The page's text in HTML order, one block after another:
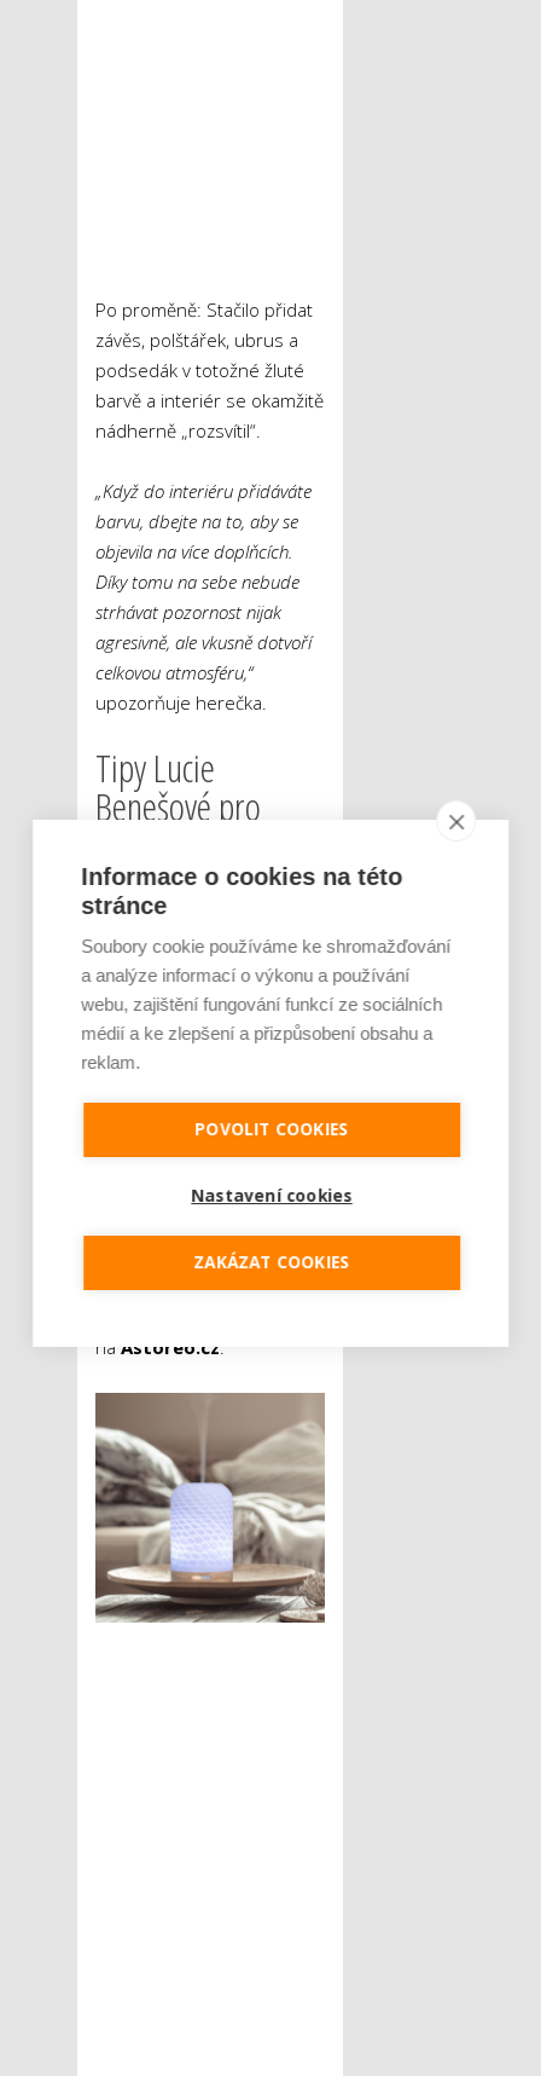
Po proměně: Stačilo přidat
závěs, polštářek, ubrus a
podsedák v totožné žluté
barvě a interiér se okamžitě
nádherně „rozsvítil“.
„Když do interiéru přidáváte
barvu, dbejte na to, aby se
objevila na více doplňcích.
Díky tomu na sebe nebude
strhávat pozornost nijak
agresivně, ale vkusně dotvoří
celkovou atmosféru,“
upozorňuje herečka.
Tipy Lucie
Benešové pro
interiéru
Omelia
Krásná dekorace a
zdravotní pomůcka pro
aromaterapii v jednom.
Dopřejte si nádherně
provoněný domov, který
Esenciální oleje dle výběru
zbavit se stresu a úzkosti.
Krásné provedení z bílého
na Astoreo.cz.
Informace o cookies na této
stránce
Soubory cookie používáme ke shromažďování
a analýze informací o výkonu a používání
webu, zajištění fungování funkcí ze sociálních
médií a ke zlepšení a přizpůsobení obsahu a
reklam.
POVOLIT COOKIES
Nastavení cookies
ZAKÁZAT COOKIES